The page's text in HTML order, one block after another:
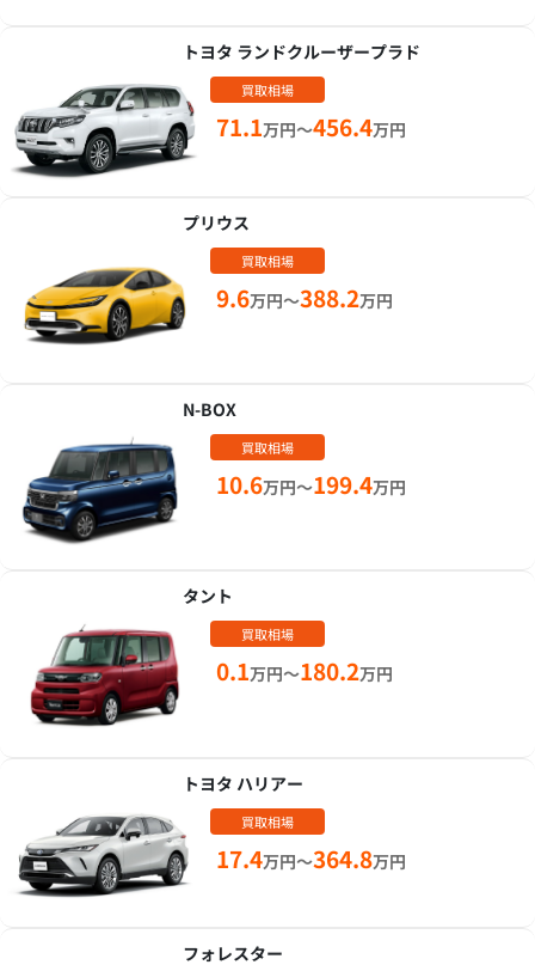
トヨタ ランドクルーザープラド
買取相場
71.1万円～456.4万円
プリウス
買取相場
9.6万円～388.2万円
N-BOX
買取相場
10.6万円～199.4万円
タント
買取相場
0.1万円～180.2万円
トヨタ ハリアー
買取相場
17.4万円～364.8万円
フォレスター